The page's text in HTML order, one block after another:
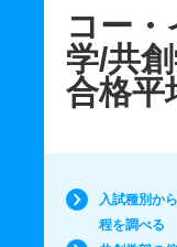
コー
学/共
合格平
入試種別か
程を調べる